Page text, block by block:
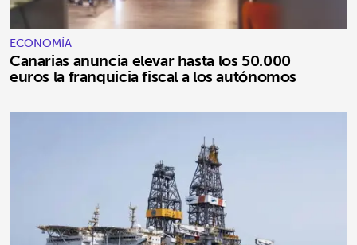
ECONOMÍA
Canarias anuncia elevar hasta los 50.000
euros la franquicia fiscal a los autónomos